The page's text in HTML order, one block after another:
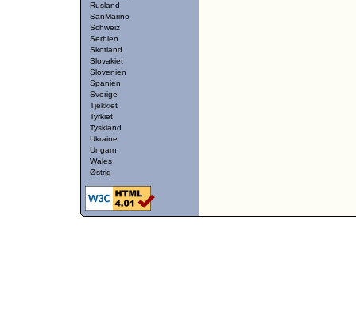
Rusland
SanMarino
Schweiz
Serbien
Skotland
Slovakiet
Slovenien
Spanien
Sverige
Tjekkiet
Tyrkiet
Tyskland
Ukraine
Ungarn
Wales
Østrig